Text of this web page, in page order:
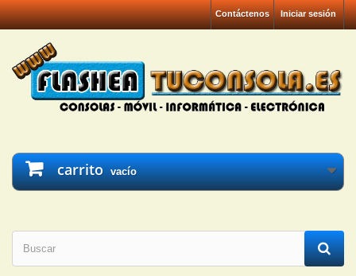
Iniciar sesión
Contáctenos
carrito vacío